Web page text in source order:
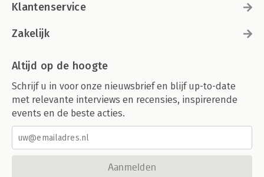
Klantenservice
Zakelijk
Altijd op de hoogte
Schrijf u in voor onze nieuwsbrief en blijf up-to-date
met relevante interviews en recensies, inspirerende
events en de beste acties.
Aanmelden